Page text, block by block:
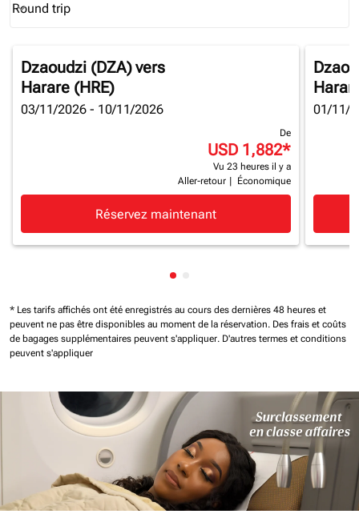
Journey Types option Round trip Selected
Round trip
keyboard_arrow_down
Dzaoudzi (DZA)vers
Harare (HRE)
03/11/2026 - 10/11/2026
De
USD 1,882*
Vu 23 heures il y a
Aller-retour
Économique
Réservez maintenant
01/11/
Affichage de cmp-pagination-
* Les tarifs affichés ont été enregistrés au cours des dernières 48 heures et
peuvent ne pas être disponibles au moment de la réservation. Des frais et coûts
de bagages supplémentaires peuvent s'appliquer. D'autres termes et conditions
peuvent s'appliquer